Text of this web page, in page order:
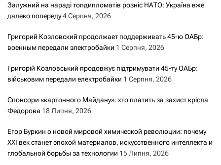
Залужний на нараді топдипломатів розніс НАТО: Україна вже
далеко попереду4 Серпня, 2026
Григорий Козловский продолжает поддерживать 45-ю ОАБр:
военным передали электробайки 1 Серпня, 2026
Григорій Козловський продовжує підтримувати 45-ту ОАБр:
військовим передали електробайки 1 Серпня, 2026
Спонсори «картонного Майдану»: хто платить за захист крісла
Федорова 18 Липня, 2026
Егор Буркин о новой мировой химической революции: почему
XXI век станет эпохой материалов, искусственного интеллекта и
глобальной борьбы за технологии 15 Липня, 2026